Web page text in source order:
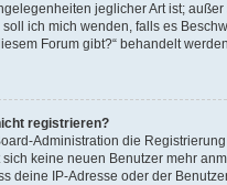
jeglicher Art ist; außer
soll ich mich wenden, falls es
Forum gibt?“ behandelt
registrieren?
Administration die
keine neuen Benutzer mehr
deine IP-Adresse oder der